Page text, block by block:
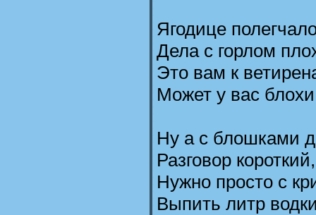
Ягодице
Дела с горлом
Это вам к
Может у вас
Ну а с блошками
Разговор короткий,
Нужно просто с
Выпить литр